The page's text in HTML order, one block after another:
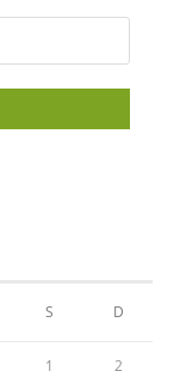
S D
1 2